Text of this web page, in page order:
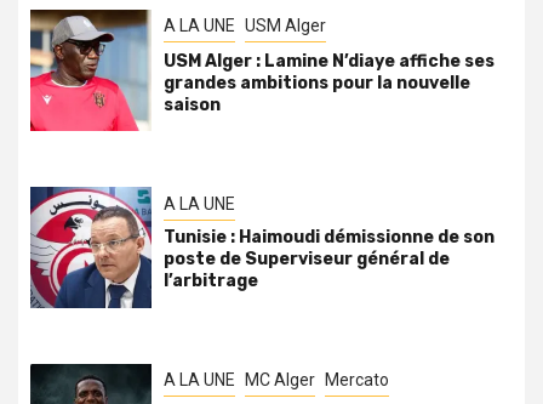
A LA UNE USM Alger
USM Alger : Lamine N’diaye affiche ses
grandes ambitions pour la nouvelle
saison
A LA UNE
Tunisie : Haimoudi démissionne de son
poste de Superviseur général de
l’arbitrage
A LA UNE MC Alger Mercato